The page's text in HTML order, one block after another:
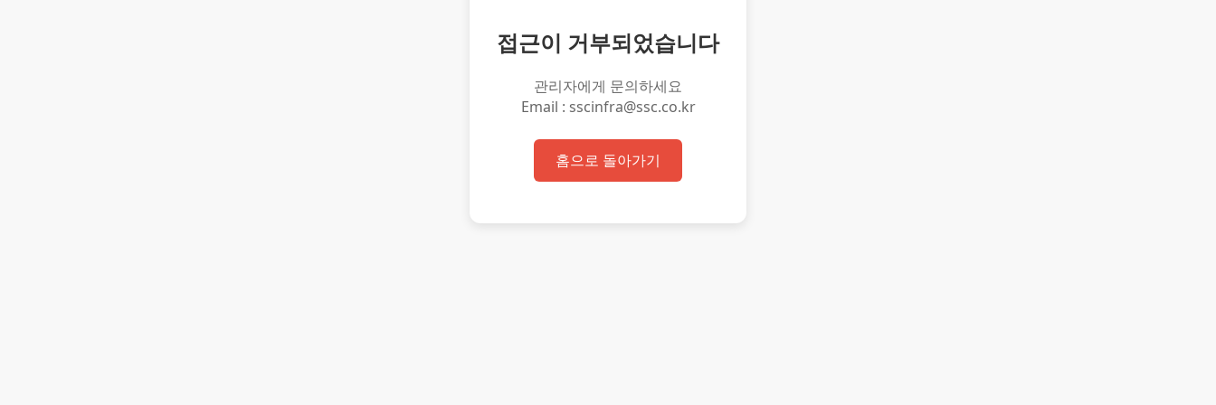
접근이 거부되었습니다
관리자에게 문의하세요
Email : sscinfra@ssc.co.kr
홈으로 돌아가기